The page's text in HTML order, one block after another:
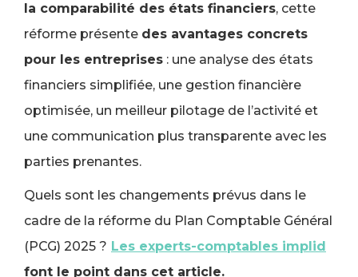
la comparabilité des états financiers, cette
réforme présente des avantages concrets
pour les entreprises : une analyse des états
financiers simplifiée, une gestion financière
optimisée, un meilleur pilotage de l’activité et
une communication plus transparente avec les
parties prenantes.
Quels sont les changements prévus dans le
cadre de la réforme du Plan Comptable Général
(PCG) 2025 ? Les experts-comptables implid
font le point dans cet article.